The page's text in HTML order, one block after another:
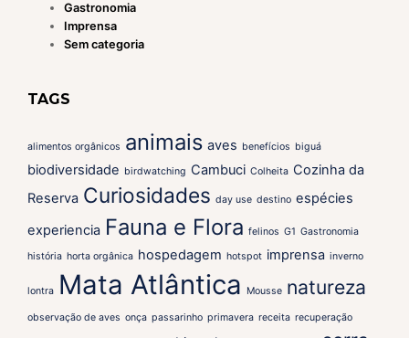
Gastronomia
Imprensa
Sem categoria
TAGS
alimentos orgânicos animais aves benefícios biguá
biodiversidade birdwatching Cambuci Colheita Cozinha da
Reserva Curiosidades day use destino espécies
experiencia Fauna e Flora felinos G1 Gastronomia
história horta orgânica hospedagem hotspot imprensa inverno
lontra Mata Atlântica Mousse natureza
observação de aves onça passarinho primavera receita recuperação